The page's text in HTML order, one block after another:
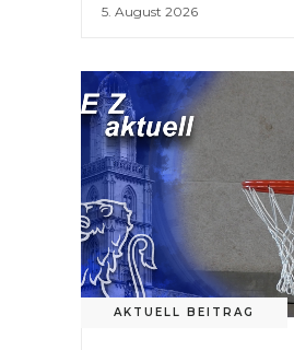
5. August 2026
AKTUELL BEITRAG